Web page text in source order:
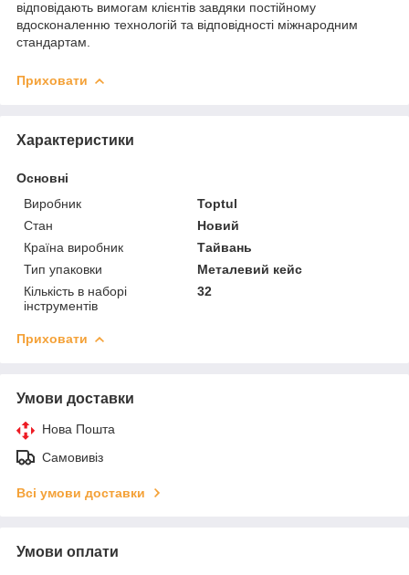
відповідають вимогам клієнтів завдяки постійному
вдосконаленню технологій та відповідності міжнародним
стандартам.
Приховати
Характеристики
Основні
Виробник
Toptul
Стан
Новий
Країна виробник
Тайвань
Тип упаковки
Металевий кейс
Кількість в наборі
інструментів
32
Приховати
Умови доставки
Нова Пошта
Самовивіз
Всі умови доставки
Умови оплати